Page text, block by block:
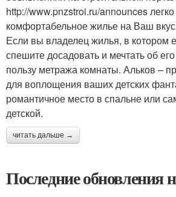
http://www.pnzstroi.ru/announces
комфортабельное жилье на Ваш
Если вы владелец жилья, в котором
спешите досадовать и мечтать об его
пользу метража комнаты. Альков –
для воплощения ваших детских
романтичное место в спальне или
детской.
читать дальше →
Последние обновления